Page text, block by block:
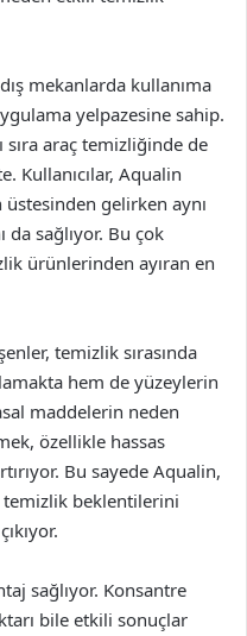
mekanlarda kullanıma
yelpazesine sahip.
araç temizliğinde de
Kullanıcılar, Aqualin
gelirken aynı
da sağlıyor. Bu çok
ürünlerinden ayıran en
temizlik sırasında
hem de yüzeylerin
maddelerin neden
özellikle hassas
Bu sayede Aqualin,
temizlik beklentilerini
sağlıyor. Konsantre
bile etkili sonuçlar